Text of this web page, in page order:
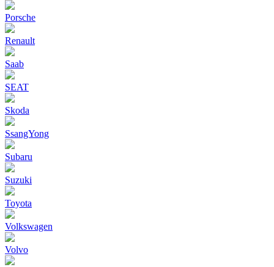
Porsche
Renault
Saab
SEAT
Skoda
SsangYong
Subaru
Suzuki
Toyota
Volkswagen
Volvo